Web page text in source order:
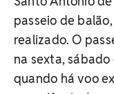
passeio de
realizado. O
na sexta,
quando há voo